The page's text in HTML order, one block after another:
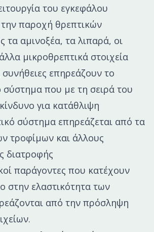
του εγκεφάλου
παροχή θρεπτικών
τα αμινοξέα, τα λιπαρά, οι
μικροθρεπτικά στοιχεία
συνήθειες επηρεάζουν το
σύστημα που με τη σειρά του
για κατάθλιψη
σύστημα επηρεάζεται από τα
τροφίμων και άλλους
διατροφής
παράγοντες που κατέχουν
στην ελαστικότητα των
από την πρόσληψη